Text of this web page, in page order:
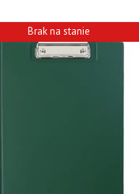
Brak na stanie